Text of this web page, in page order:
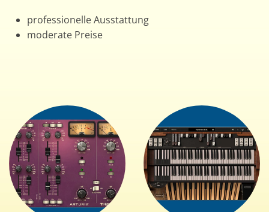
professionelle Ausstattung
moderate Preise
+